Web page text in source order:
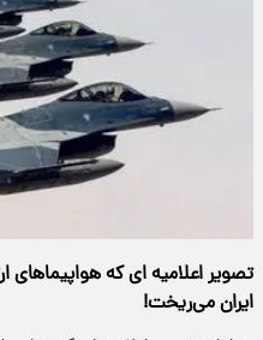
تصویر اعلامیه ای که
ایران می‌ریخت!